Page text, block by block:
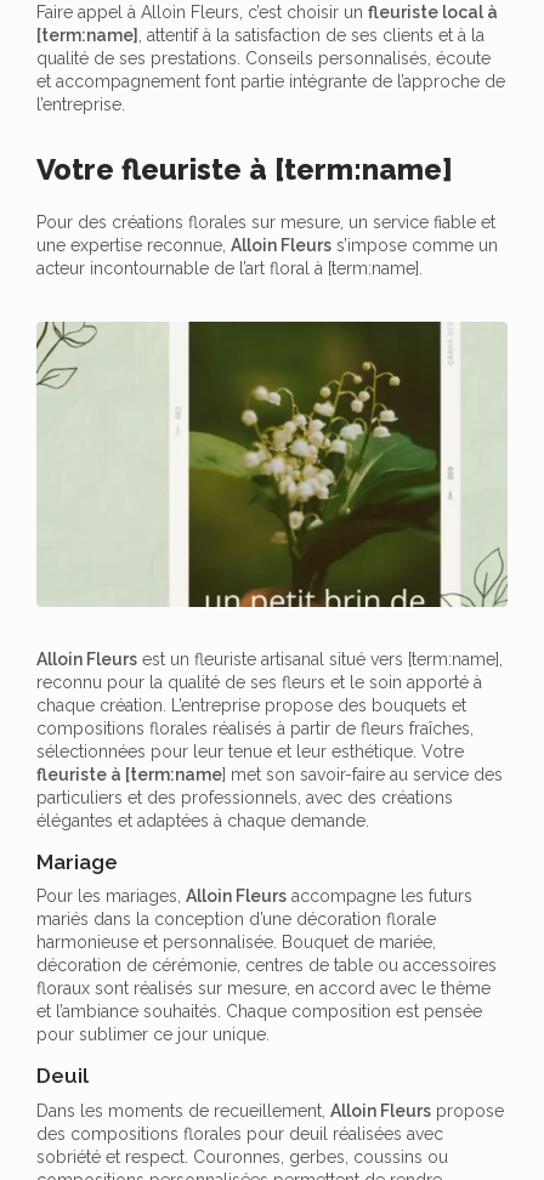
Faire appel à Alloin Fleurs, c’est choisir un fleuriste local à
[term:name]
, attentif à la satisfaction de ses clients et à la
qualité de ses prestations. Conseils personnalisés, écoute
et accompagnement font partie intégrante de l’approche de
l’entreprise.
Votre fleuriste à [term:name]
Pour des créations florales sur mesure, un service fiable et
une expertise reconnue, Alloin Fleurs s’impose comme un
acteur incontournable de l’art floral à [term:name].
Alloin Fleurs est un fleuriste artisanal situé vers [term:name],
reconnu pour la qualité de ses fleurs et le soin apporté à
chaque création. L’entreprise propose des bouquets et
compositions florales réalisés à partir de fleurs fraîches,
sélectionnées pour leur tenue et leur esthétique. Votre
fleuriste à [term:name] met son savoir-faire au service des
particuliers et des professionnels, avec des créations
élégantes et adaptées à chaque demande.
Mariage
Pour les mariages, Alloin Fleurs accompagne les futurs
mariés dans la conception d’une décoration florale
harmonieuse et personnalisée. Bouquet de mariée,
décoration de cérémonie, centres de table ou accessoires
floraux sont réalisés sur mesure, en accord avec le thème
et l’ambiance souhaités. Chaque composition est pensée
pour sublimer ce jour unique.
Deuil
Dans les moments de recueillement, Alloin Fleurs propose
des compositions florales pour deuil réalisées avec
sobriété et respect. Couronnes, gerbes, coussins ou